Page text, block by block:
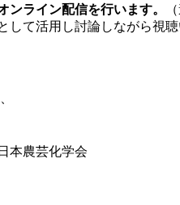
ライン配信を行います。
して活用し討論しながら視
本農芸化学会